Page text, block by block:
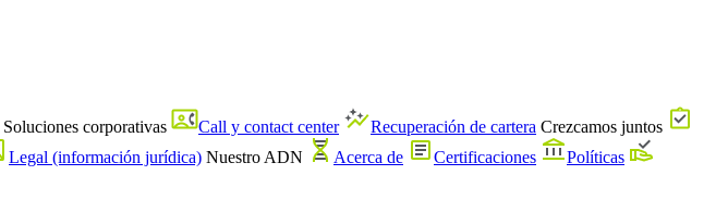
Soluciones corporativas Call y contact center Recuperación de cartera Crezcamos juntos
Legal (información jurídica) Nuestro ADN Acerca de Certificaciones
Políticas